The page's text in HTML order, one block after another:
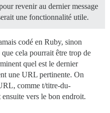
revenir au dernier message
une fonctionnalité utile.
codé en Ruby, sinon
que cela pourrait être trop de
quel est le dernier
une URL pertinente. On
comme t/titre-du-
vers le bon endroit.